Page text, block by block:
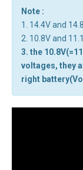
Note :
1. 14.4V and
2. 10.8V and
3. the
voltages, they
right